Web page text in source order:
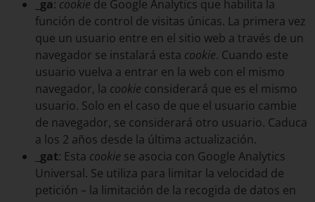
_ga: cookie de Google Analytics que habilita la
función de control de visitas únicas. La primera vez
que un usuario entre en el sitio web a través de un
navegador se instalará esta cookie. Cuando este
usuario vuelva a entrar en la web con el mismo
navegador, la cookie considerará que es el mismo
usuario. Solo en el caso de que el usuario cambie
de navegador, se considerará otro usuario. Caduca
a los 2 años desde la última actualización.
gat: Esta cookie se asocia con Google Analytics
Universal. Se utiliza para limitar la velocidad de
petición – la limitación de la recogida de datos en